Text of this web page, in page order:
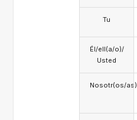
Tu
Él/ell(a/o)/
Usted
Nosotr(os/as)